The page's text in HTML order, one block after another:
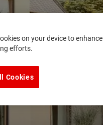
on your device to enhance
efforts.
Cookies